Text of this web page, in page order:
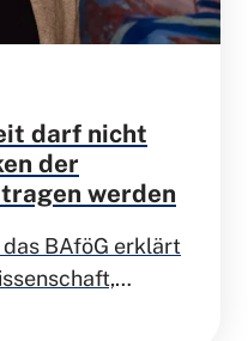
darf nicht zur
sondern
darf nicht
der
werden
BAföG erklärt